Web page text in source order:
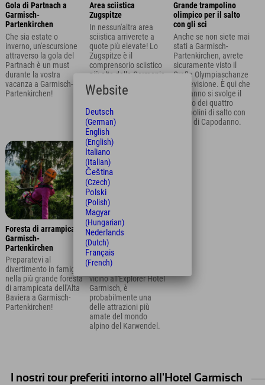
Gola di Partnach a
Garmisch-
Partenkirchen
Che sia estate o
inverno, un'escursione
attraverso la gola del
Partnach è un must
durante la vostra
vacanza a Garmisch-
Partenkirchen!
Area sciistica
Zugspitze
In nessun'altra area
sciistica arriverete a
quote più elevate! Lo
Zugspitze è il
comprensorio sciistico
più alto della Germania
e merita sicuramente
una visita durante la
a Garmisch-
Partenkirchen.
Grande trampolino
olimpico per il salto
con gli sci
Anche se non siete mai
stati a Garmisch-
Partenkirchen, avrete
sicuramente visto il
Große Olympiaschanze
in televisione. È qui che
ogni anno si svolge il
Torneo dei quattro
trampolini di salto con
gli sci di Capodanno.
Foresta di arrampicata
Garmisch-
Partenkirchen
Preparatevi al
divertimento in famiglia
nella più grande foresta
di arrampicata dell'Alta
Baviera a Garmisch-
Partenkirchen!
Escursione attraverso
la gola degli spiriti di
Leutasch a Mittenwald
La gola degli spiriti di
Leutasch a Mittenwald,
vicino all'Explorer Hotel
Garmisch, è
probabilmente una
delle attrazioni più
amate del mondo
alpino del Karwendel.
I nostri tour preferiti intorno all'Hotel Garmisch
Website
Deutsch
(German)
English
(English)
Italiano
(Italian)
Čeština
(Czech)
Polski
(Polish)
Magyar
(Hungarian)
Nederlands
(Dutch)
Français
(French)